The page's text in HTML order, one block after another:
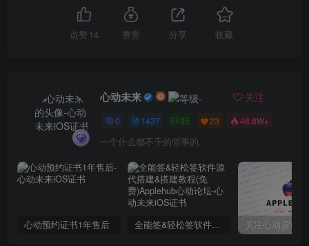
点赞 14 赞赏 分享 收藏
心动未来 关注
0 1437 35 23 48.8W+
一个什么都不干的管事的.
心动预约证书1年售后 全能签&轻松签软件源代搭建&搭建教程(免费)Applehub心动论坛